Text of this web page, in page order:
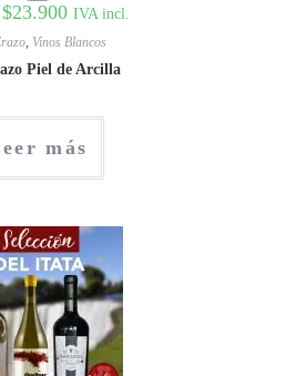
$23.900 IVA incl.
, Vinos Blancos
Piel de Arcilla
más